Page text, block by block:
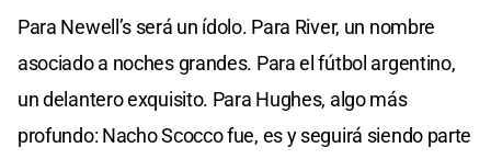
Para Newell’s será un ídolo. Para River, un nombre
asociado a noches grandes. Para el fútbol argentino,
un delantero exquisito. Para Hughes, algo más
profundo: Nacho Scocco fue, es y seguirá siendo parte